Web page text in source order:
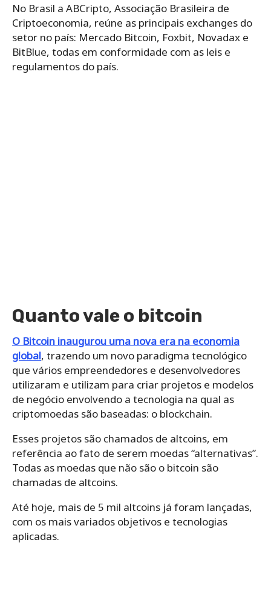
No Brasil a ABCripto, Associação Brasileira de
Criptoeconomia, reúne as principais exchanges do
setor no país: Mercado Bitcoin, Foxbit, Novadax e
BitBlue, todas em conformidade com as leis e
regulamentos do país.
Quanto vale o bitcoin
O Bitcoin inaugurou uma nova era na economia
global, trazendo um novo paradigma tecnológico
que vários empreendedores e desenvolvedores
utilizaram e utilizam para criar projetos e modelos
de negócio envolvendo a tecnologia na qual as
criptomoedas são baseadas: o blockchain.
Esses projetos são chamados de altcoins, em
referência ao fato de serem moedas “alternativas”.
Todas as moedas que não são o bitcoin são
chamadas de altcoins.
Até hoje, mais de 5 mil altcoins já foram lançadas,
com os mais variados objetivos e tecnologias
aplicadas.